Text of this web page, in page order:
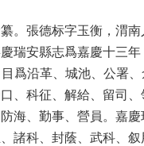
。張德标字玉衡，渭南
瑞安縣志爲嘉慶十三年
爲沿革、城池、公署
、科征、解給、留司、
海、勤事、營員。嘉慶
諸科、封蔭、武科、叙